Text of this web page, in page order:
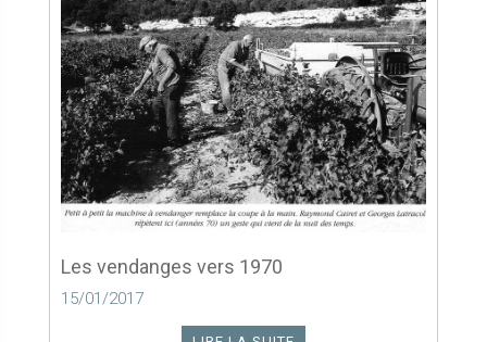
Les vendanges vers 1970
15/01/2017